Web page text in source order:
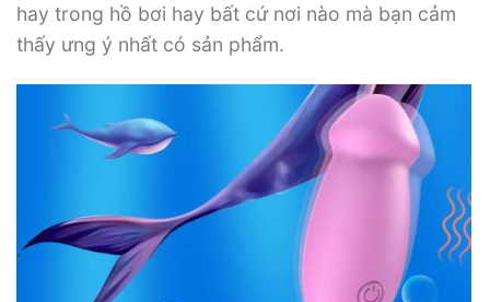
hay trong hồ bơi hay bất cứ nơi nào mà bạn cảm
thấy ưng ý nhất có sản phẩm.